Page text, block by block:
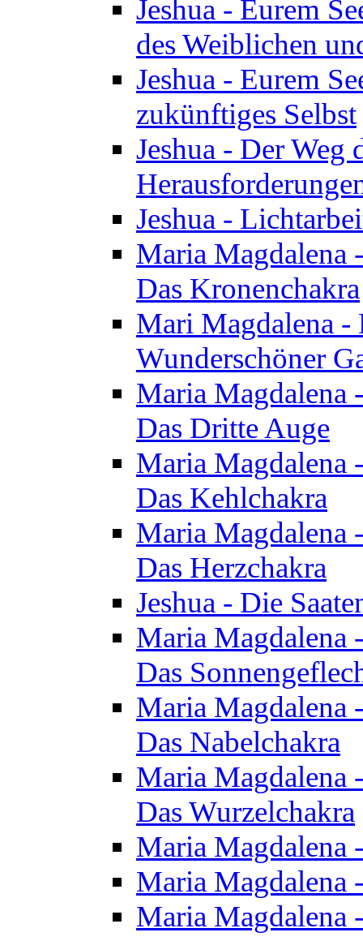
Jeshua - Eurem
des Weiblichen
Jeshua - Eurem
zukünftiges Selbst
Jeshua - Der Weg
Jeshua -
Maria Magdalena
Das Kronenchakra
Mari Magdalena -
Wunderschöner
Maria Magdalena
Das Dritte Auge
Maria Magdalena
Das Kehlchakra
Maria Magdalena
Das Herzchakra
Jeshua - Die
Maria Magdalena
Das
Maria Magdalena
Das Nabelchakra
Maria Magdalena
Das Wurzelchakra
Maria Magdalena
Maria Magdalena
Maria Magdalena